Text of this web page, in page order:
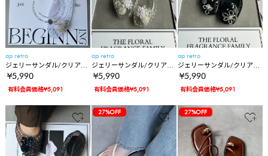
ap retro
ジェリーサンダル/クリアメ
ッシュサンダル/パーツドッ
キング
¥5,990
有料会員価格¥5,091
ap retro
ジェリーサンダル/クリアメ
ッシュサンダル/パーツドッ
キング
¥5,990
有料会員価格¥5,091
ap retro
ジェリーサンダル/クリアメ
ッシュサンダル/パーツドッ
キング
¥5,990
有料会員価格¥5,091
27%OFF 27%OFF